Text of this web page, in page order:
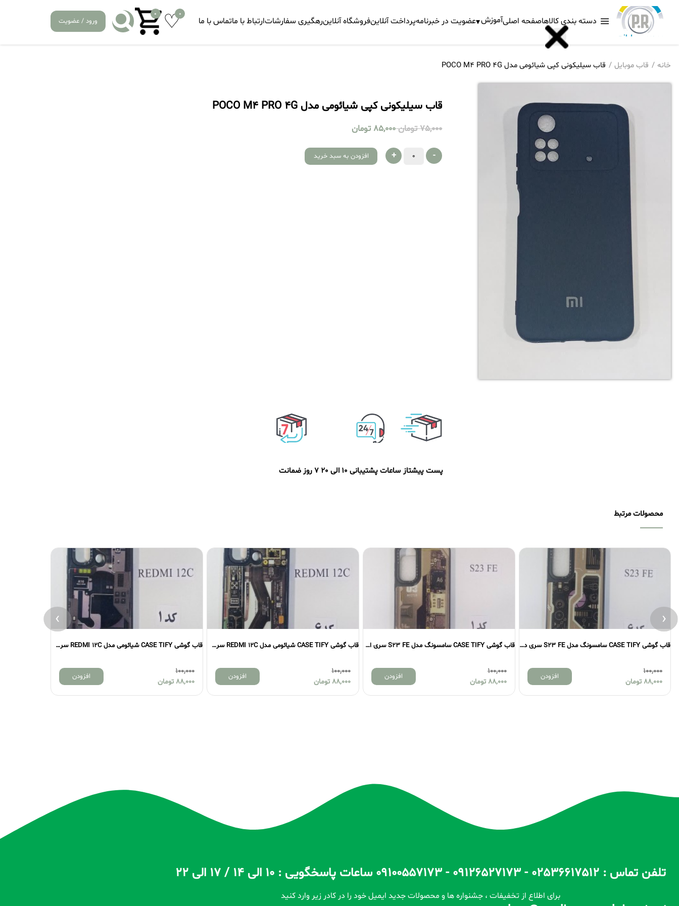
دسته بندی کالاهاصفحه اصلیآموزش عضویت در خبرنامهپرداخت آنلاینفروشگاه آنلاینرهگیری سفارشاتارتباط با ماتماس با ما
0
0
ورود / عضویت
خانه قاب موبایل قاب سیلیکونی کپی شیائومی مدل POCO M4 PRO 4G
قاب سیلیکونی کپی شیائومی مدل POCO M4 PRO 4G
75,000 تومان 85,000 تومان
-
+ افزودن به سبد خرید
پست پیشتاز ساعات پشتیبانی 10 الی 20 7 روز ضمانت
محصولات مرتبط
قاب گوشی CASE TIFY سامسونگ مدل S23 FE سری دوم
100,000
88,000 تومان
افزودن
قاب گوشی CASE TIFY سامسونگ مدل S23 FE سری اول
100,000
88,000 تومان
افزودن
قاب گوشی CASE TIFY شیائومی مدل REDMI 12C سری دوم
100,000
88,000 تومان
افزودن
قاب گوشی CASE TIFY شیائومی مدل REDMI 12C سری اول
100,000
88,000 تومان
افزودن
‹
›
تلفن تماس : 02536617512 - 09126527173 - 09100557173 ساعات پاسخگویی : 10 الی 14 / 17 الی 22
برای اطلاع از تخفیفات ، جشنواره ها و محصولات جدید ایمیل خود را در کادر زیر وارد کنید